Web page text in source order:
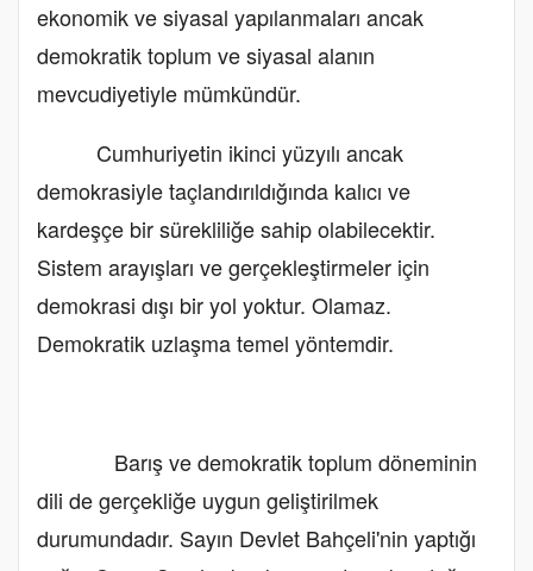
ekonomik ve siyasal yapılanmaları ancak
demokratik toplum ve siyasal alanın
mevcudiyetiyle mümkündür.
Cumhuriyetin ikinci yüzyılı ancak
demokrasiyle taçlandırıldığında kalıcı ve
kardeşçe bir sürekliliğe sahip olabilecektir.
Sistem arayışları ve gerçekleştirmeler için
demokrasi dışı bir yol yoktur. Olamaz.
Demokratik uzlaşma temel yöntemdir.
Barış ve demokratik toplum döneminin
dili de gerçekliğe uygun geliştirilmek
durumundadır. Sayın Devlet Bahçeli'nin yaptığı